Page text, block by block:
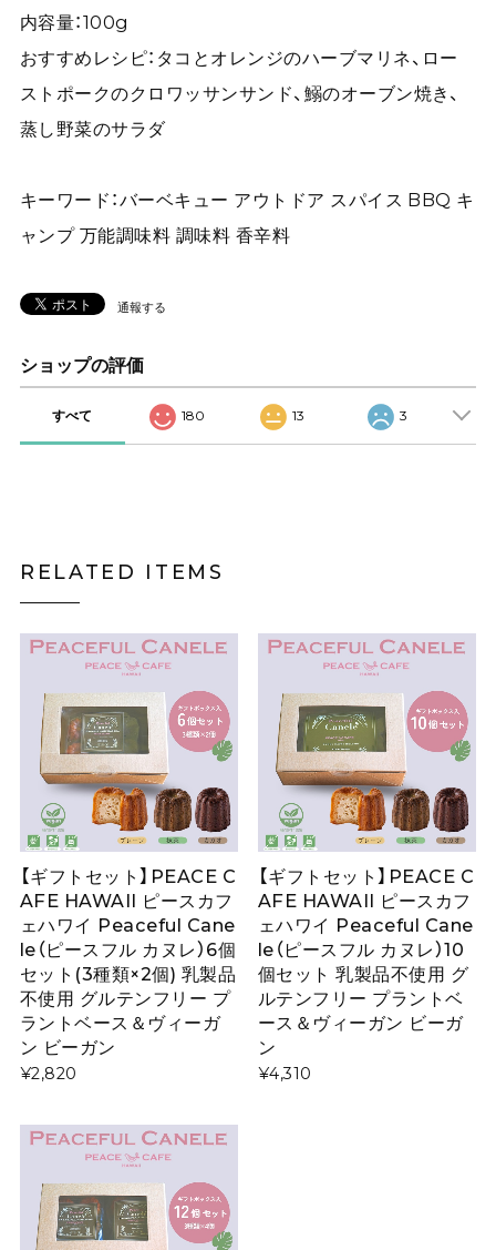
内容量：100g
おすすめレシピ：タコとオレンジのハーブマリネ、ロー
ストポークのクロワッサンサンド、鰯のオーブン焼き、
蒸し野菜のサラダ
キーワード：バーベキュー アウトドア スパイス BBQ キ
ャンプ 万能調味料 調味料 香辛料
通報する
ショップの評価
すべて 180 13 3
RELATED ITEMS
【ギフトセット】PEACE C
AFE HAWAII ピースカフ
ェハワイ Peaceful Cane
le（ピースフル カヌレ）6個
セット(3種類×2個) 乳製品
不使用 グルテンフリー プ
ラントベース＆ヴィーガ
ン ビーガン
¥2,820
【ギフトセット】PEACE C
AFE HAWAII ピースカフ
ェハワイ Peaceful Cane
le（ピースフル カヌレ）10
個セット 乳製品不使用 グ
ルテンフリー プラントベ
ース＆ヴィーガン ビーガ
ン
¥4,310